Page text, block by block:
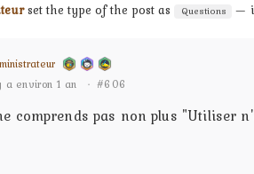
set the type of the post as Questions —
a environ 1 an
· #606
comprends pas non plus "Utiliser